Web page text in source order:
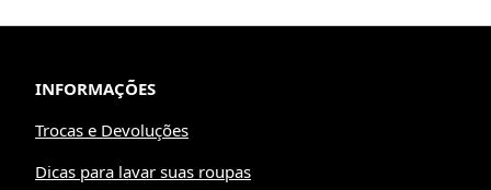
INFORMAÇÕES
Trocas e Devoluções
Dicas para lavar suas roupas